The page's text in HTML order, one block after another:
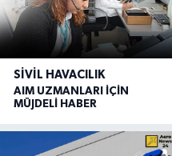
SIVIL HAVACILIK
AIM UZMANLARI İÇİN
MÜJDELİ HABER